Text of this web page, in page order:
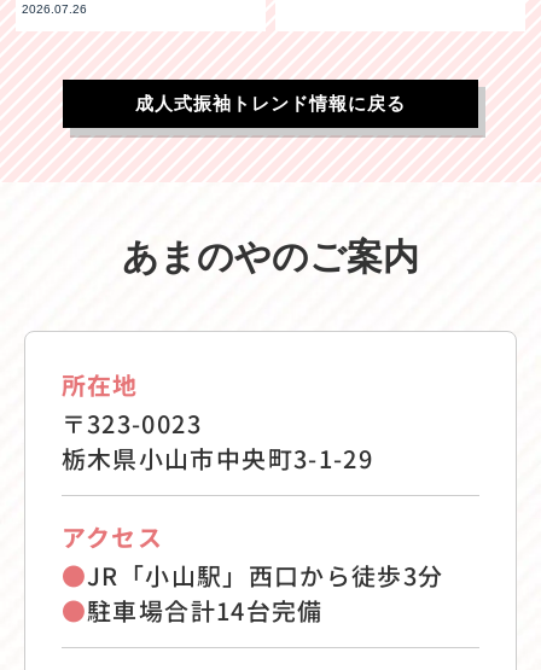
2026.07.26
成人式振袖トレンド情報に戻る
あまのやのご案内
所在地
〒323-0023
栃木県小山市中央町3-1-29
アクセス
●JR「小山駅」西口から徒歩3分
●駐車場合計14台完備